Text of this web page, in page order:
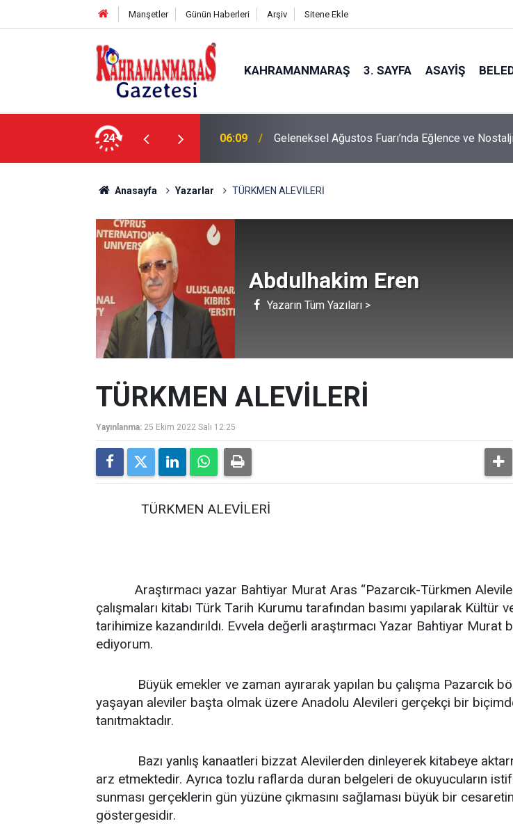
Manşetler Günün Haberleri Arşiv Sitene Ekle
KAHRAMANMARAŞ 3. SAYFA ASAYIŞ
24 06:09 Geleneksel Ağustos Fuarı’nda Eğlence ve
Anasayfa Yazarlar TÜRKMEN ALEVİLERİ
Abdulhakim Eren
Yazarın Tüm Yazıları >
TÜRKMEN ALEVİLERİ
Yayınlanma: 25 Ekim 2022 Salı 12:25
TÜRKMEN ALEVİLERİ
Araştırmacı yazar Bahtiyar Murat Aras “Pazarcık-Türkmen
çalışmaları kitabı Türk Tarih Kurumu tarafından basımı yapılarak Kültür
tarihimize kazandırıldı. Evvela değerli araştırmacı Yazar Bahtiyar Murat
ediyorum.
Büyük emekler ve zaman ayırarak yapılan bu çalışma Pazarcık
yaşayan aleviler başta olmak üzere Anadolu Alevileri gerçekçi bir
tanıtmaktadır.
Bazı yanlış kanaatleri bizzat Alevilerden dinleyerek kitabeye
arz etmektedir. Ayrıca tozlu raflarda duran belgeleri de okuyucuların
sunması gerçeklerin gün yüzüne çıkmasını sağlaması büyük bir
göstergesidir.